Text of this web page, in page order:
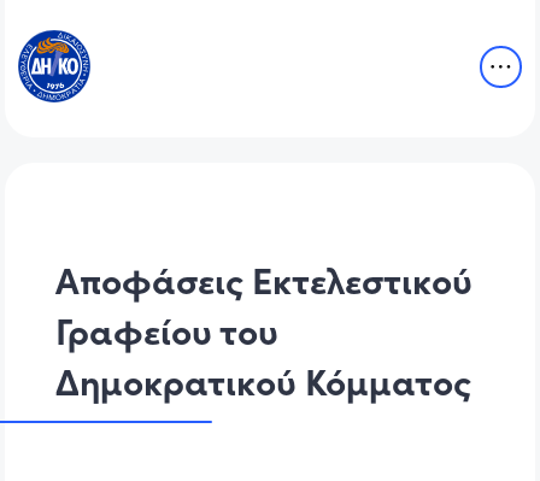
Αποφάσεις Εκτελεστικού
Γραφείου του
Δημοκρατικού Κόμματος